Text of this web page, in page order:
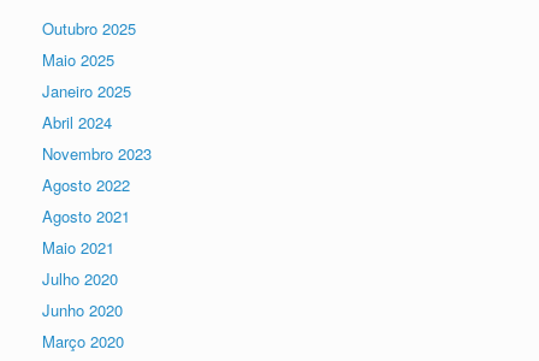
Outubro 2025
Maio 2025
Janeiro 2025
Abril 2024
Novembro 2023
Agosto 2022
Agosto 2021
Maio 2021
Julho 2020
Junho 2020
Março 2020